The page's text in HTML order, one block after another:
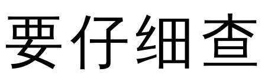
要仔细查